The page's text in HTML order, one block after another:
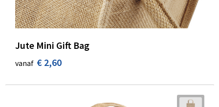
Jute Mini Gift Bag
vanaf € 2,60